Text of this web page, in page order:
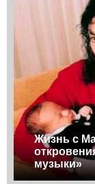
Жизнь с
музыки»